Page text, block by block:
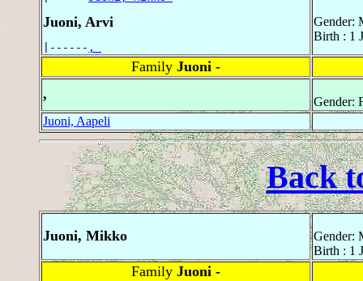
Juoni, Arvi
|------ ,
Gender:
Birth : 1
Family Juoni -
,
Gender:
Juoni, Aapeli
Back
Juoni, Mikko
Gender:
Birth : 1
Family Juoni -